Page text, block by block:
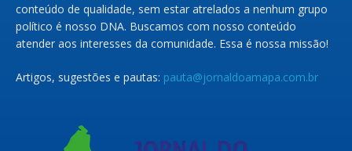
conteúdo de qualidade, sem estar atrelados a nenhum grupo
político é nosso DNA. Buscamos com nosso conteúdo
atender aos interesses da comunidade. Essa é nossa missão!
Artigos, sugestões e pautas: pauta@jornaldoamapa.com.br